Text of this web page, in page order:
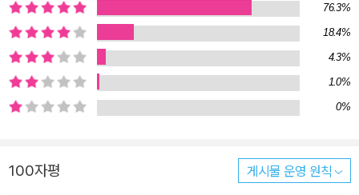
한 비밀을 알게 된다. “한 가지 죄밖에 없다. 그리고 그것은 도둑질이
다……. 네가 거짓말을 하면 그것은 진실을 알아야 할 다른 사람의 권
리를 훔치는 것이다.” 그런 말을 나한테 해주지 않았던가? 그런데 그
를 땅에 묻은 지 15년이 지난 지금 바바가 도둑이었다는 것을 알게 되
었다. 그리고 그는 도둑 중에서도 가장 나쁜 도둑이었다. 그가 훔친 것
그 자신의 명예와 긍지를 위해서. (p.337) 아프가니스탄의 굴곡진 역
76.3%
18.4%
4.3%
1.0%
0%
100자평 게시물 운영 원칙